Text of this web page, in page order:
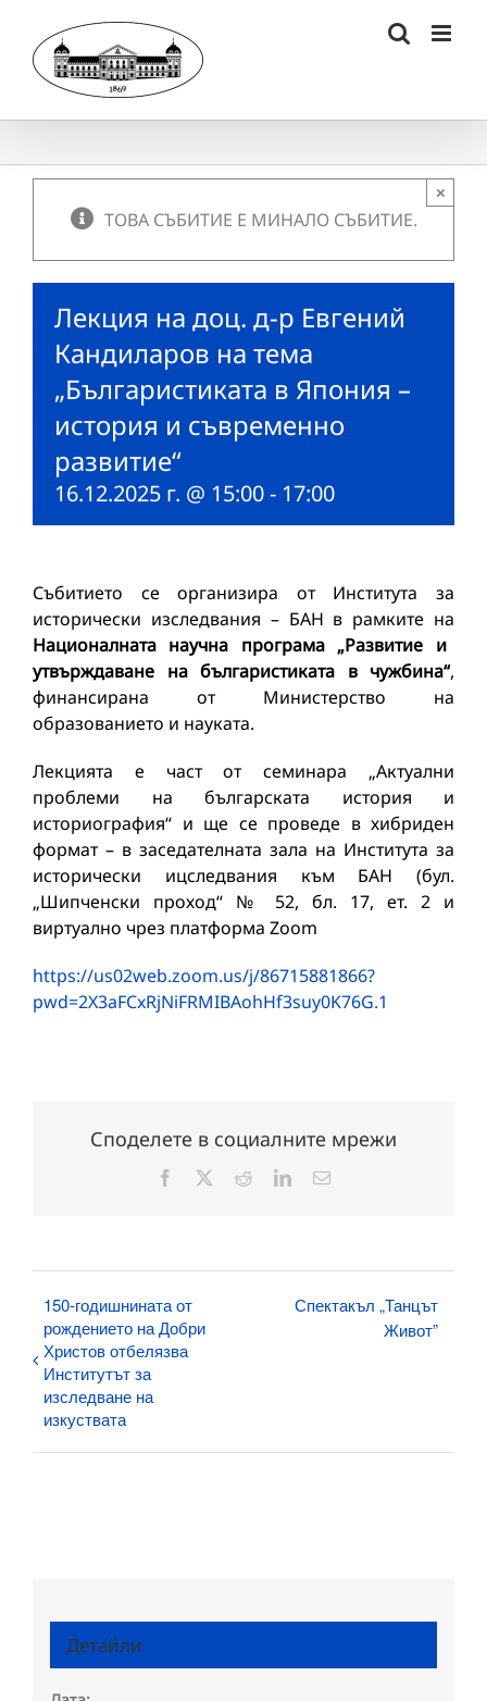
content
ТОВА СЪБИТИЕ Е МИНАЛО СЪБИТИЕ.
×
Лекция на доц. д-р Евгений
Кандиларов на тема
„Българистиката в Япония –
история и съвременно
развитие“
16.12.2025 г. @ 15:00- 17:00
Събитието се организира от Института за
исторически изследвания – БАН в рамките на
Националната научна програма „Развитие и
утвърждаване на българистиката в чужбина“,
финансирана от Министерство на
образованието и науката.
Лекцията е част от семинара „Актуални
проблеми на българската история и
историография“ и ще се проведе в хибриден
формат – в заседателната зала на Института за
исторически ицследвания към БАН (бул.
„Шипченски проход“ № 52, бл. 17, ет. 2 и
виртуално чрез платформа Zoom
https://us02web.zoom.us/j/86715881866?
pwd=2X3aFCxRjNiFRMIBAohHf3suy0K76G.1
Споделете в социалните мрежи
Facebook RedditLinkedInЕлектронна
150-годишнината от
рождението на Добри
Христов отбелязва
Институтът за
изследване на
изкуствата
Спектакъл „Танцът
Живот”
Детайли